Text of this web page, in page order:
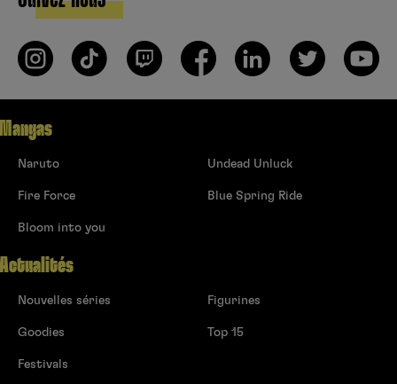
Mangas
Naruto
Fire Force
Bloom into you
Undead Unluck
Blue Spring Ride
Actualités
Nouvelles séries
Goodies
Festivals
Figurines
Top 15